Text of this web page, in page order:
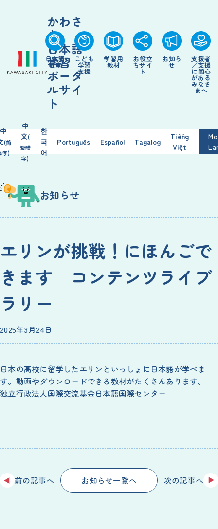
かわさ
き
日本語
学習
ポータ
ルサイ
ト
日本語
教室
こども
学習
支援
学習用
教材
お役立
ちサイ
ト
お知ら
せ
支援者
／支援
に関心
がある
みなさ
まへ
中
(简
字)
中
文(
繁體
字)
한
국
어
Português Español Tagalog
Tiếng
Việt
お知 らせ
エリンが挑戦 ！にほんごで
きます コンテンツライブ
ラリー
2025年3月24日
日本の高校に留学 したエリンといっしょに 日本語が学べま
す。 動画やダウンロードできる教材がたくさんあります。
独立行政法人国際交流基金日本語国際センター
前の記事へ お知らせ一覧へ 次の記事へ